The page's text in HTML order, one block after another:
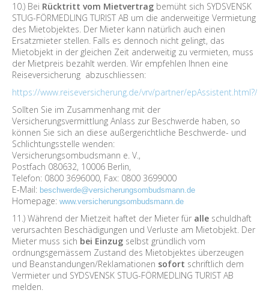
10.) Bei Rücktritt vom Mietvertrag bemüht sich SYDSVENSK
STUG-FÖRMEDLING TURIST AB um die anderweitige Vermietung
des Mietobjektes. Der Mieter kann natürlich auch einen
Ersatzmieter stellen. Falls es dennoch nicht gelingt, das
Mietobjekt in der gleichen Zeit anderweitig zu vermieten, muss
der Mietpreis bezahlt werden. Wir empfehlen Ihnen eine
Reiseversicherung abzuschliessen:
https://www.reiseversicherung.de/vrv/partner/epAssistent.html?/
Sollten Sie im Zusammenhang mit der
Versicherungsvermittlung Anlass zur Beschwerde haben, so
können Sie sich an diese außergerichtliche Beschwerde- und
Schlichtungsstelle wenden:
Versicherungsombudsmann e. V.,
Postfach 080632, 10006 Berlin,
Telefon: 0800 3696000, Fax: 0800 3699000
E-Mail: beschwerde@versicherungsombudsmann.de
Homepage: www.versicherungsombudsmann.de
11.) Während der Mietzeit haftet der Mieter für alle schuldhaft
verursachten Beschädigungen und Verluste am Mietobjekt. Der
Mieter muss sich bei Einzug selbst gründlich vom
ordnungsgemässem Zustand des Mietobjektes überzeugen
und Beanstandungen/Reklamationen sofort schriftlich dem
Vermieter und SYDSVENSK STUG-FÖRMEDLING TURIST AB
melden.